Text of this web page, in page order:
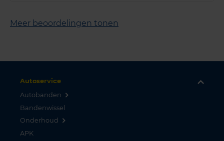
Meer beoordelingen tonen
Autoservice
Autobanden
Bandenwissel
Onderhoud
APK